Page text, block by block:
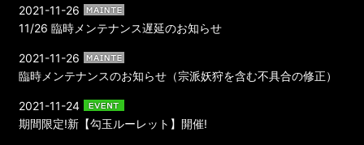
11/26 臨時メンテナンス遅延のお知らせ
2021-11-26
臨時メンテナンスのお知らせ（宗派妖狩を含む不具合の修正）
2021-11-26
期間限定!新【勾玉ルーレット】開催!
2021-11-24